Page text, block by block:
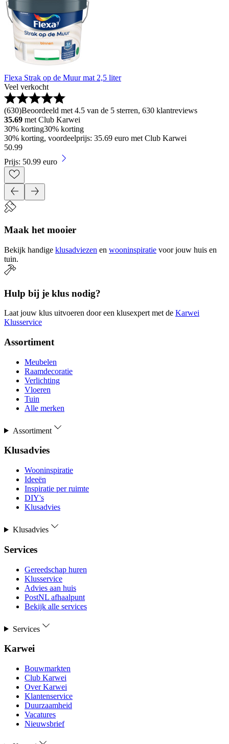
Flexa Strak op de Muur mat 2,5 liter
Veel verkocht
(630)Beoordeeld met 4.5 van de 5 sterren, 630 klantreviews
35.69 met Club Karwei
30% korting30% korting
30% korting, voordeelprijs: 35.69 euro met Club Karwei
50.99
Prijs: 50.99 euro
Maak het mooier
Bekijk handige klusadviezen en wooninspiratie voor jouw huis en
tuin.
Hulp bij je klus nodig?
Laat jouw klus uitvoeren door een klusexpert met de Karwei
Klusservice
Assortiment
Meubelen
Raamdecoratie
Verlichting
Vloeren
Tuin
Alle merken
Assortiment
Klusadvies
Wooninspiratie
Ideeën
Inspiratie per ruimte
DIY's
Klusadvies
Klusadvies
Services
Gereedschap huren
Klusservice
Advies aan huis
PostNL afhaalpunt
Bekijk alle services
Services
Karwei
Bouwmarkten
Club Karwei
Over Karwei
Klantenservice
Duurzaamheid
Vacatures
Nieuwsbrief